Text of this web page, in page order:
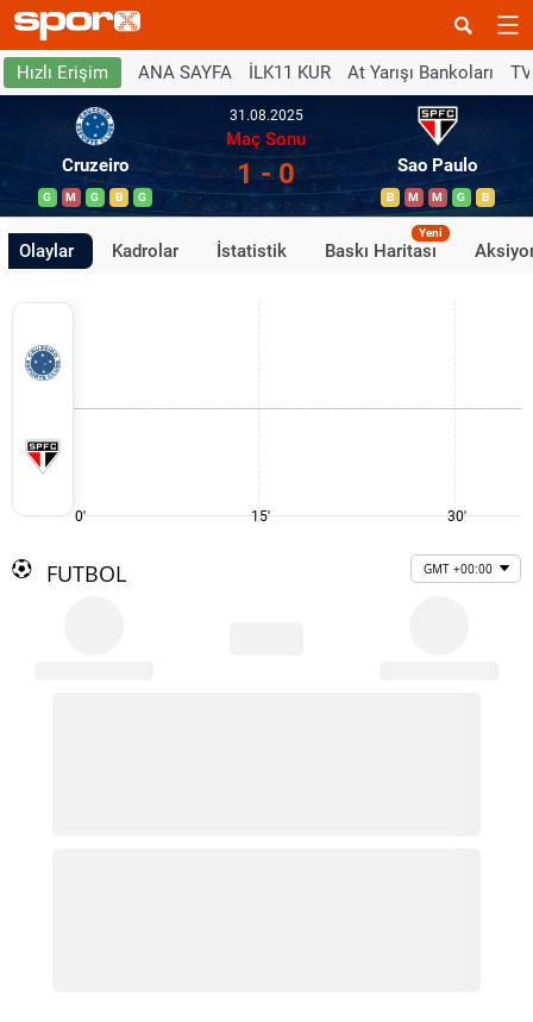
Hızlı Erişim ANA SAYFA İLK11 KUR At Yarışı Bankoları
Cruzeiro
G M G B G
31.08.2025
Maç Sonu
1 - 0 Sao Paulo
B M M G B
Olaylar Kadrolar İstatistik Baskı Haritası
Yeni
0' 15' 30'
FUTBOL GMT +00:00